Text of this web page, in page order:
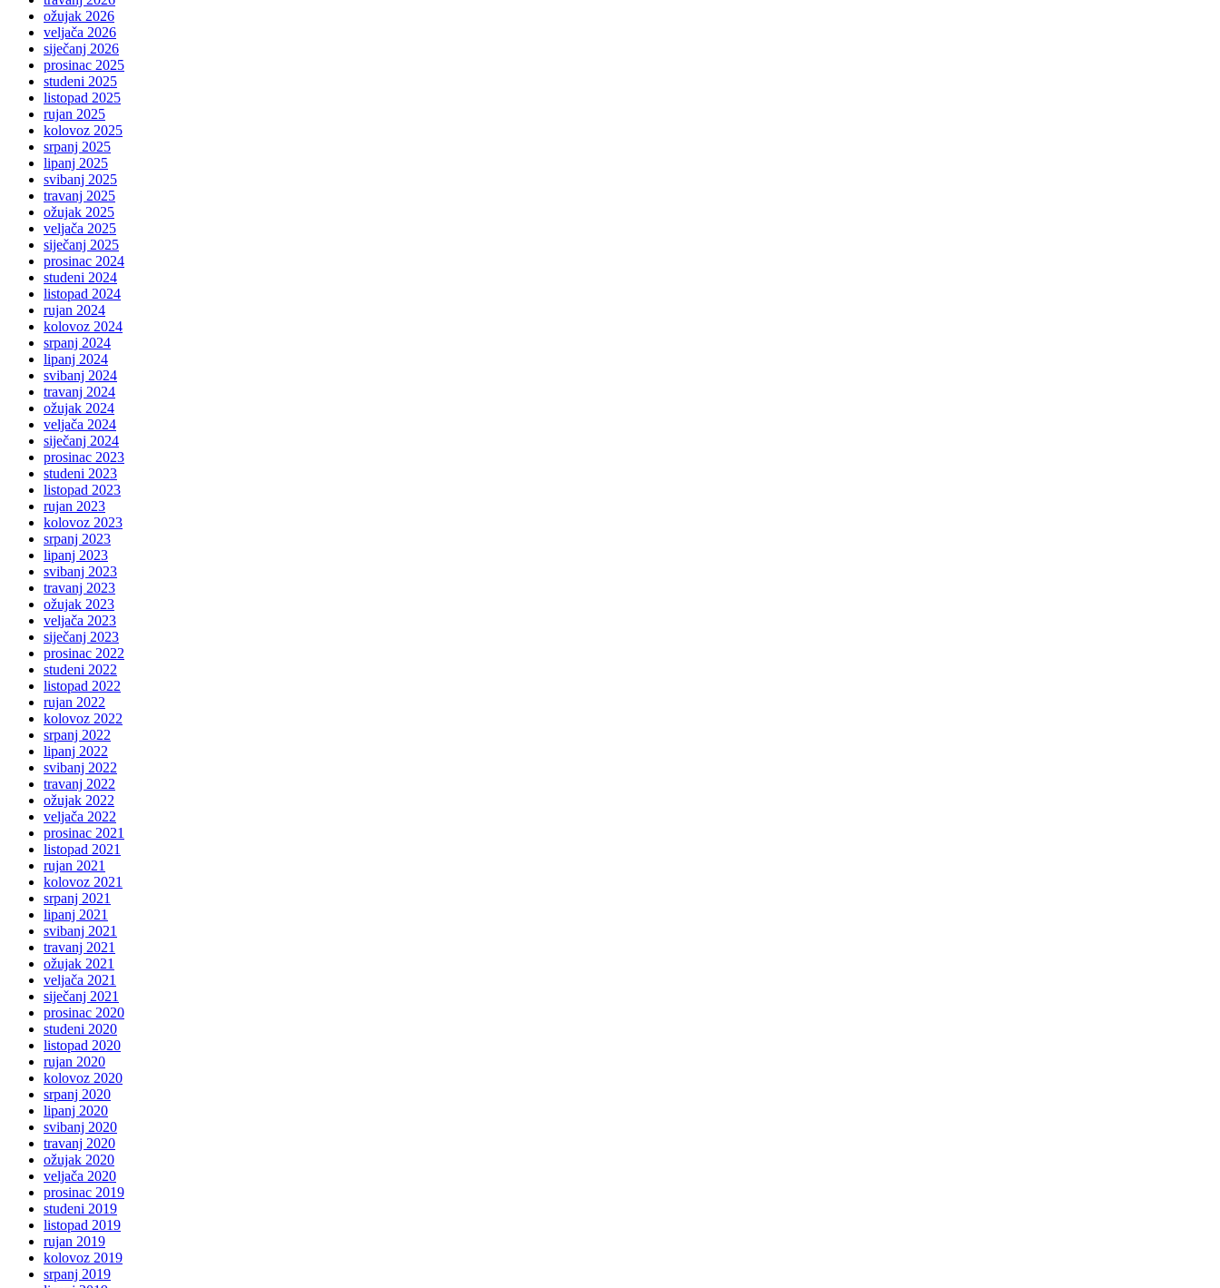
ožujak 2026
veljača 2026
siječanj 2026
prosinac 2025
studeni 2025
listopad 2025
rujan 2025
kolovoz 2025
srpanj 2025
lipanj 2025
svibanj 2025
travanj 2025
ožujak 2025
veljača 2025
siječanj 2025
prosinac 2024
studeni 2024
listopad 2024
rujan 2024
kolovoz 2024
srpanj 2024
lipanj 2024
svibanj 2024
travanj 2024
ožujak 2024
veljača 2024
siječanj 2024
prosinac 2023
studeni 2023
listopad 2023
rujan 2023
kolovoz 2023
srpanj 2023
lipanj 2023
svibanj 2023
travanj 2023
ožujak 2023
veljača 2023
siječanj 2023
prosinac 2022
studeni 2022
listopad 2022
rujan 2022
kolovoz 2022
srpanj 2022
lipanj 2022
svibanj 2022
travanj 2022
ožujak 2022
veljača 2022
prosinac 2021
listopad 2021
rujan 2021
kolovoz 2021
srpanj 2021
lipanj 2021
svibanj 2021
travanj 2021
ožujak 2021
veljača 2021
siječanj 2021
prosinac 2020
studeni 2020
listopad 2020
rujan 2020
kolovoz 2020
srpanj 2020
lipanj 2020
svibanj 2020
travanj 2020
ožujak 2020
veljača 2020
prosinac 2019
studeni 2019
listopad 2019
rujan 2019
kolovoz 2019
srpanj 2019